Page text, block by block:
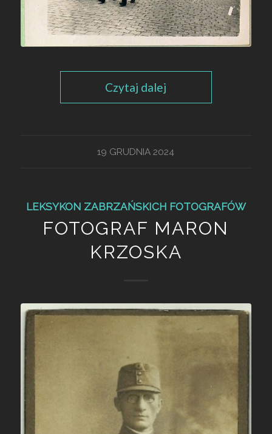
Czytaj dalej
19 GRUDNIA 2024
LEKSYKON ZABRZAŃSKICH FOTOGRAFÓW
FOTOGRAF MARON
KRZOSKA